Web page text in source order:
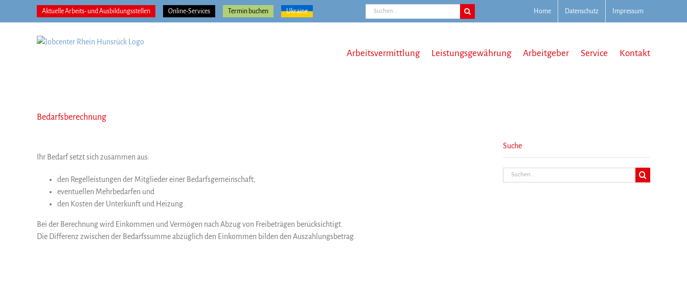
Aktuelle Arbeits- und Ausbildungsstellen Online-Services Termin buchen Ukraine
Suche
nach:
Home Datenschutz Impressum
Arbeitsvermittlung Leistungsgewährung Arbeitgeber Service Kontakt
Bedarfsberechnung
Ihr Bedarf setzt sich zusammen aus:
den Regelleistungen der Mitglieder einer Bedarfsgemeinschaft,
eventuellen Mehrbedarfen und
den Kosten der Unterkunft und Heizung.
Bei der Berechnung wird Einkommen und Vermögen nach Abzug von Freibeträgen berücksichtigt.
Die Differenz zwischen der Bedarfssumme abzüglich den Einkommen bilden den Auszahlungsbetrag.
Suche
Suche